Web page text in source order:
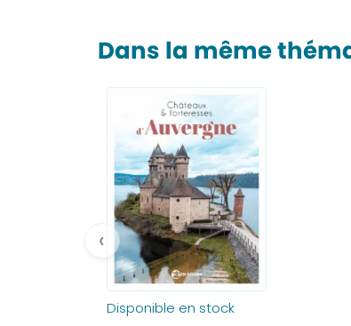
Dans la même
Disponible en stock
‹